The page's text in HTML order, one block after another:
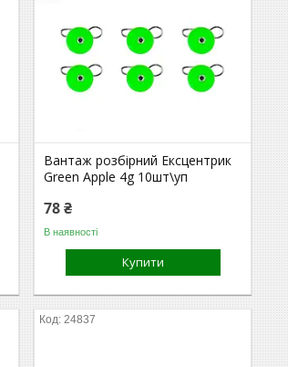
Вантаж розбірний Ексцентрик
Green Apple 4g 10шт\уп
78 ₴
В наявності
Купити
24837